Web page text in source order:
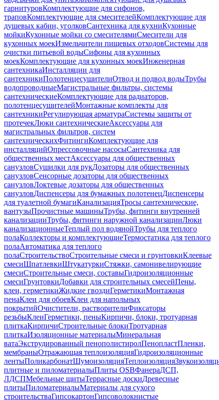
гарнитуровКомплектующие для сифонов,
траповКомплектующие для смесителейКомплектующие для
душевых кабин, уголковСантехника для кухниКухонные
мойкиКухонные мойки со смесителямиСмесители для
кухонных моекИзмельчители пищевых отходовСистемы для
очистки питьевой водыСифоны для кухонных
моекКомплектующие для кухонных моекИнженерная
сантехникаИнсталляции для
сантехникиПолотенцесушителиОтвод и подвод водыТрубы
водопроводныеМагистральные фильтры, системы
сантехническиеКомплектующие для радиаторов,
полотенцесушителейМонтажные комплекты для
сантехникиРегулирующая арматураСистемы защиты от
протечекЛюки сантехническиеАксессуары для
магистральных фильтров, систем
сантехническихФитингиКомплектующие для
инсталляцийОпрессовочные насосыСантехника для
общественных местАксессуары для общественных
санузловСушилки для рукДозаторы для общественных
санузловСенсорные дозаторы для общественных
санузловЛоктевые дозаторы для общественных
санузловДиспенсеры для бумажных полотенецДиспенсеры
для туалетной бумагиКанализацияТросы сантехнические,
вантузыПрочистные машиныТрубы, фитинги внутренней
канализацииТрубы, фитинги наружной канализацииЛюки
канализационныеТеплый пол водянойТрубы для теплого
полаКоллекторы и комплектующиеТермостатика для теплого
полаАвтоматика для теплого
полаСтроительствоСтроительные смеси и грунтовкиКлеевые
смесиШпатлевкиШтукатуркиСтяжки, самонивелирующие
смесиСтроительные смеси, составыГидроизоляционные
смесиГрунтовкиДобавки для строительных смесейПены,
клеи, герметикиЖидкие гвоздиГерметикиМонтажная
пенаКлеи для обоевКлеи для напольных
покрытийОчистители, растворителиФиксаторы
резьбыКлеиГерметики, пеныКирпичи, блоки, тротуарная
плиткаКирпичиСтроительные блокиТротуарная
плиткаИзоляционные материалыМинеральная
ватаЭкструдированный пенополистиролПенопластПленки,
мембраныОтражающая теплоизоляцияГидроизоляционные
лентыПоликарбонатШумоизоляцияТеплоизоляция
плитные и пиломатериалыПлиты OSBФанераДСП,
ЛДСПМебельные щитыТеррасные доскиДревесные
плитыПиломатериалыМатериалы для сухого
строительстваГипсокартонГипсоволокнистые